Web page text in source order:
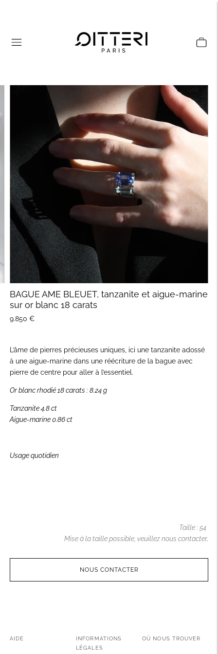
BAGUE AME BLEUET, tanzanite et aigue-marine
sur or blanc 18 carats
9.850 €
L’âme de pierres précieuses uniques, ici une tanzanite adossé
à une aigue-marine dans une réécriture de la bague avec
pierre de centre pour aller à l’essentiel.
Or blanc rhodié 18 carats : 8.24 g
Tanzanite 4.8 ct
Aigue-marine 0.86 ct
Usage quotidien
Taille : 54
Mise à la taille possible, veuillez nous contacter.
NOUS CONTACTER
AIDE
INFORMATIONS
LÉGALES
OÙ NOUS TROUVER